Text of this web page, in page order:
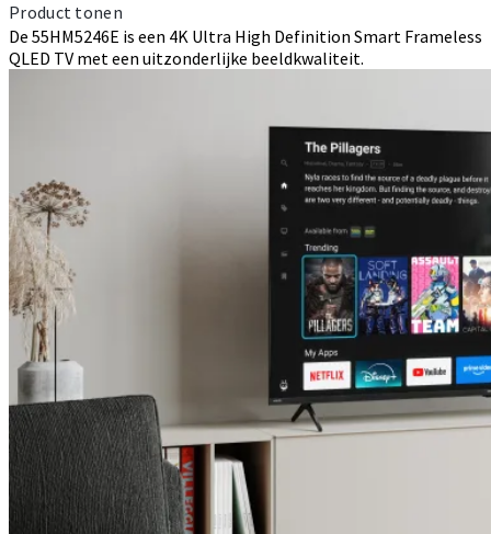
Product tonen
De 55HM5246E is een 4K Ultra High Definition Smart Frameless
QLED TV met een uitzonderlijke beeldkwaliteit.